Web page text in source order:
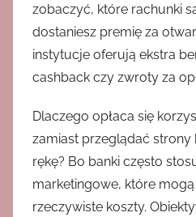
zobaczyć, które rachunki
dostaniesz premię za
instytucje oferują ekstra
cashback czy zwroty za
Dlaczego opłaca się
zamiast przeglądać strony
rękę? Bo banki często
marketingowe, które
rzeczywiste koszty.